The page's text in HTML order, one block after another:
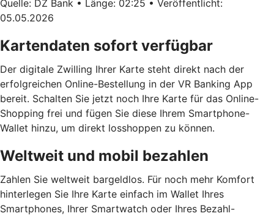
Quelle: DZ Bank • Länge: 02:25 • Veröffentlicht:
05.05.2026
Kartendaten sofort verfügbar
Der digitale Zwilling Ihrer Karte steht direkt nach der
erfolgreichen Online-Bestellung in der VR Banking App
bereit. Schalten Sie jetzt noch Ihre Karte für das Online-
Shopping frei und fügen Sie diese Ihrem Smartphone-
Wallet hinzu, um direkt losshoppen zu können.
Weltweit und mobil bezahlen
Zahlen Sie weltweit bargeldlos. Für noch mehr Komfort
hinterlegen Sie Ihre Karte einfach im Wallet Ihres
Smartphones, Ihrer Smartwatch oder Ihres Bezahl-